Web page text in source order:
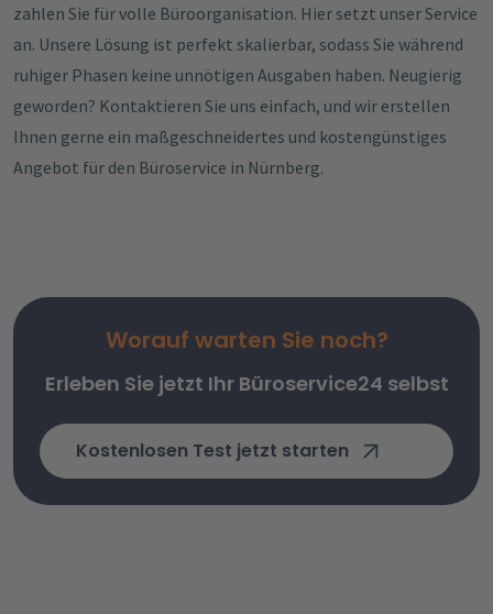
zahlen Sie für volle Büroorganisation. Hier setzt unser Service
an. Unsere Lösung ist perfekt skalierbar, sodass Sie während
ruhiger Phasen keine unnötigen Ausgaben haben. Neugierig
geworden? Kontaktieren Sie uns einfach, und wir erstellen
Ihnen gerne ein maßgeschneidertes und kostengünstiges
Angebot für den Büroservice in Nürnberg.
Worauf warten Sie noch?
Erleben Sie jetzt Ihr Büroservice24 selbst
Kostenlosen Test jetzt starten